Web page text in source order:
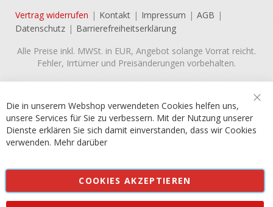
Vertrag widerrufen Kontakt Impressum
AGB
Datenschutz
Barrierefreiheitserklärung
Alle Preise inkl. MWSt. in EUR, Angebot solange Vorrat reicht.
Fehler, Irrtümer und Preisänderungen vorbehalten.
Die in unserem Webshop verwendeten Cookies helfen uns,
unsere Services für Sie zu verbessern. Mit der Nutzung unserer
Dienste erklären Sie sich damit einverstanden, dass wir Cookies
verwenden. Mehr darüber
COOKIES AKZEPTIEREN